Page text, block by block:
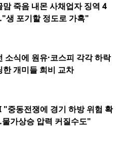
맘 죽음 내몬 사채업자 징역 4
생 포기할 정도로 가혹"
소식에 원유·코스피 각각 하락
한 개미들 희비 교차
"중동전쟁에 경기 하방 위험 확
가상승 압력 커질수도"